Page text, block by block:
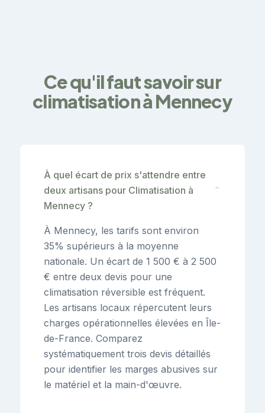
Ce qu'il faut savoir sur
climatisation à Mennecy
À quel écart de prix s'attendre entre
deux artisans pour Climatisation à
Mennecy ?
⌄
À Mennecy, les tarifs sont environ
35% supérieurs à la moyenne
nationale. Un écart de 1 500 € à 2 500
€ entre deux devis pour une
climatisation réversible est fréquent.
Les artisans locaux répercutent leurs
charges opérationnelles élevées en Île-
de-France. Comparez
systématiquement trois devis détaillés
pour identifier les marges abusives sur
le matériel et la main-d'œuvre.